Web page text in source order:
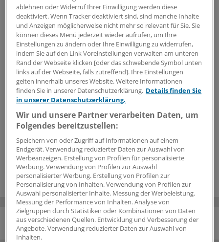
An dieser Stelle finden Sie Inhalte von
movingimage EVP GmbH
Um Videos von movingimage zu integrieren, brauchen wir
Ihre Zustimmung.
werden. Dazu ist ggf. die Speicherung von Cookies auf Ihrem Gerät
notwendig. Mehr Informationen dazu finden Sie hier
NACH OBEN
ablehnen oder Widerruf Ihrer Einwilligung werden diese
deaktiviert. Wenn Tracker deaktiviert sind, sind manche Inhalte
und Anzeigen möglicherweise nicht mehr so relevant für Sie. Sie
können dieses Menü jederzeit wieder aufrufen, um Ihre
Einstellungen zu ändern oder Ihre Einwilligung zu widerrufen,
indem Sie auf den Link Voreinstellungen verwalten am unteren
Rand der Webseite klicken [oder das schwebende Symbol unten
links auf der Webseite, falls zutreffend]. Ihre Einstellungen
gelten innerhalb unseres Website. Weitere Informationen
finden Sie in unserer Datenschutzerklärung. Details finden Sie
in unserer Datenschutzerklärung.
Wir und unsere Partner verarbeiten Daten, um
Folgendes bereitzustellen:
Speichern von oder Zugriff auf Informationen auf einem
Endgerät. Verwendung reduzierter Daten zur Auswahl von
Werbeanzeigen. Erstellung von Profilen für personalisierte
Werbung. Verwendung von Profilen zur Auswahl
personalisierter Werbung. Erstellung von Profilen zur
Personalisierung von Inhalten. Verwendung von Profilen zur
Auswahl personalisierter Inhalte. Messung der Werbeleistung.
Messung der Performance von Inhalten. Analyse von
Zielgruppen durch Statistiken oder Kombinationen von Daten
aus verschiedenen Quellen. Entwicklung und Verbesserung der
Angebote. Verwendung reduzierter Daten zur Auswahl von
Inhalten.